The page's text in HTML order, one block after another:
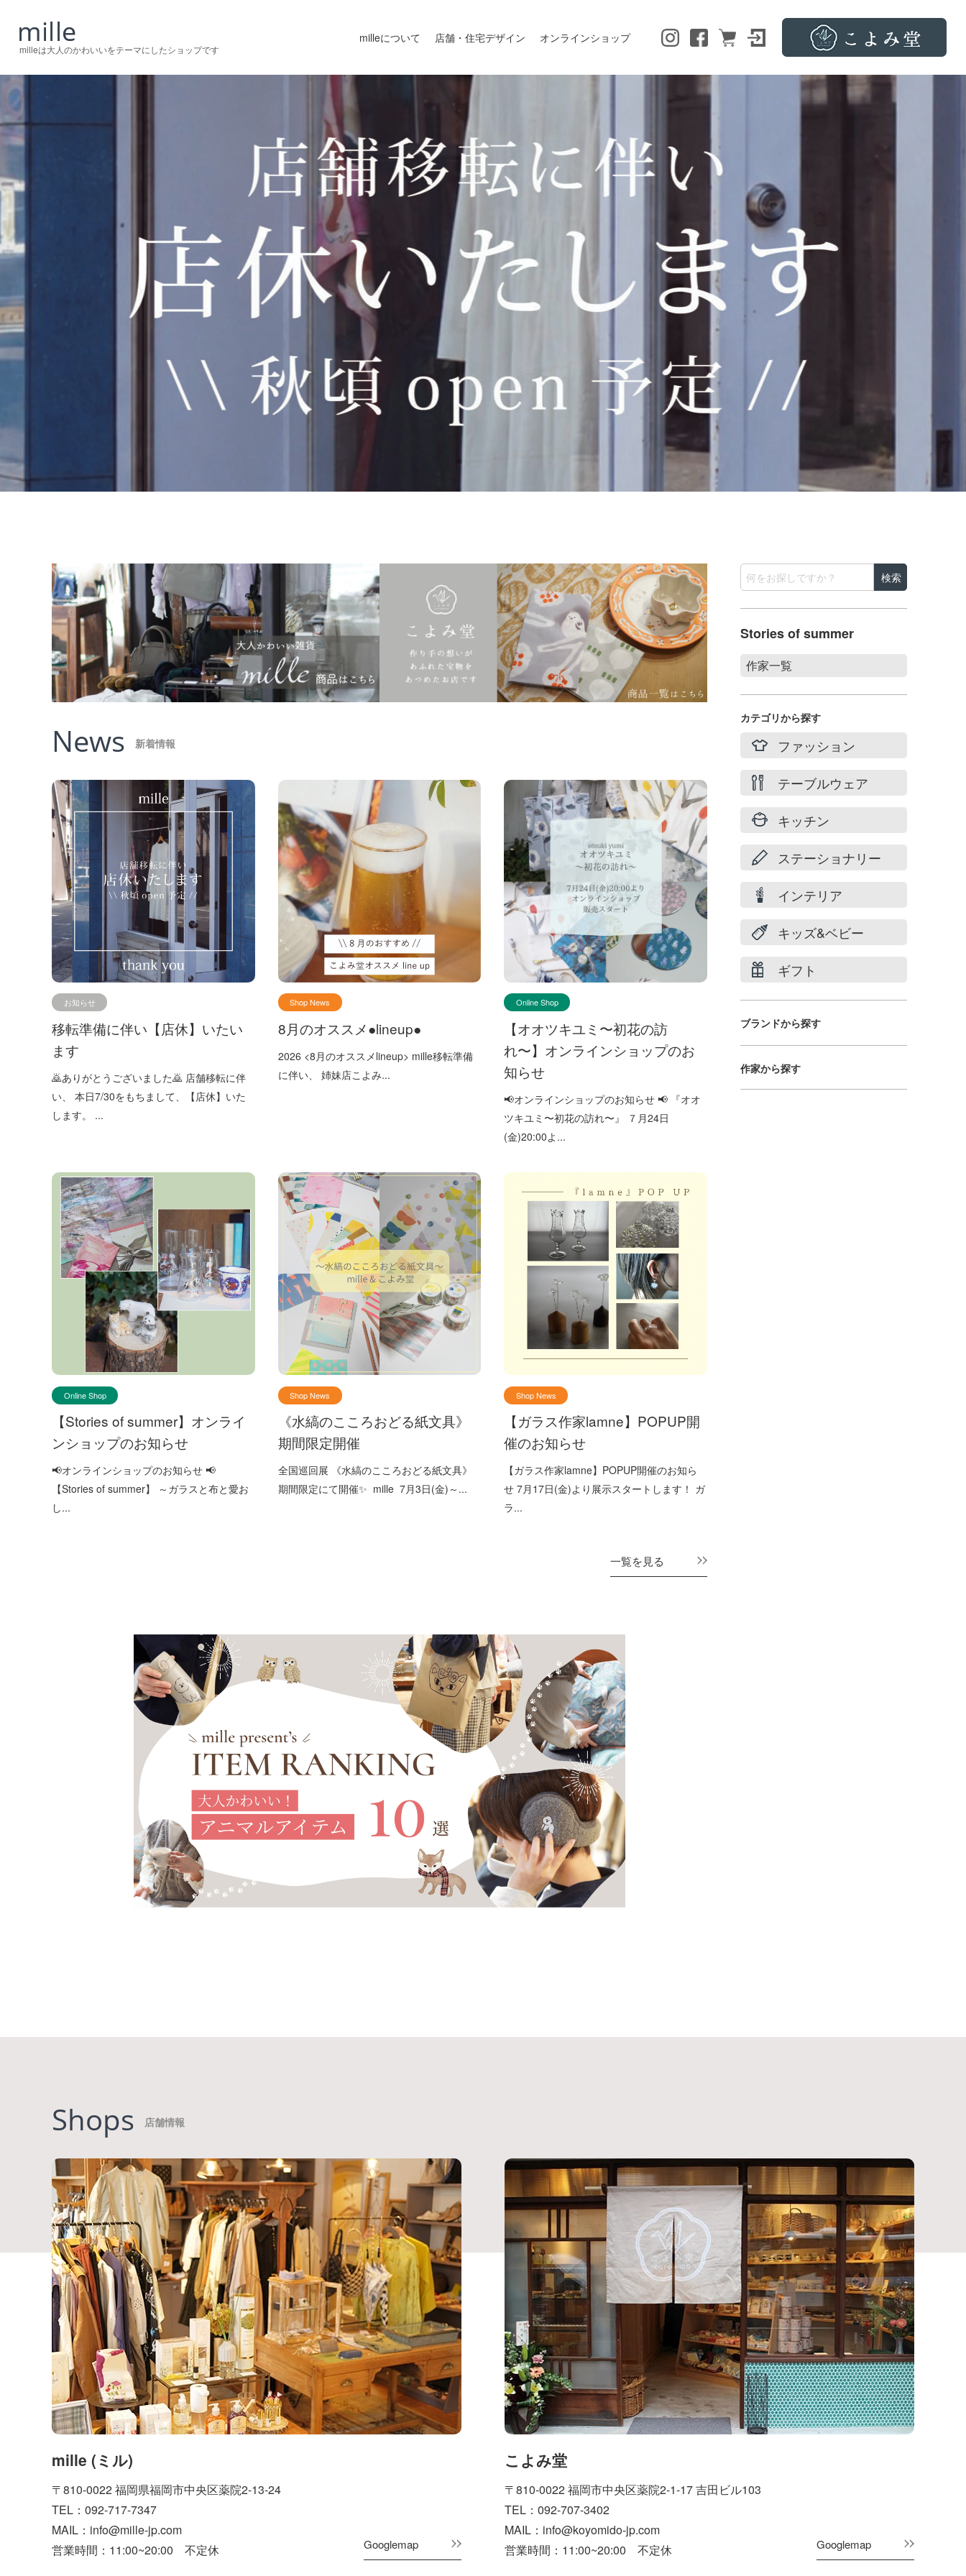
milleは大人のかわいいをテーマにしたショップです
milleについて 店舗・住宅デザイン オンラインショップ
News 新着情報
お知らせ
移転準備に伴い【店休】いたい
ます
🙇ありがとうございました🙇 店舗移転に伴
い、 本日7/30をもちまして、【店休】いた
します。 ...
Shop News
8月のオススメ●lineup●
2026 <8月のオススメlineup> mille移転準備
に伴い、 姉妹店こよみ...
Online Shop
【オオツキユミ〜初花の訪
れ〜】オンラインショップのお
知らせ
📢オンラインショップのお知らせ 📢 『オオ
ツキユミ〜初花の訪れ〜』 ７月24日
(金)20:00よ...
Online Shop
【Stories of summer】オンライ
ンショップのお知らせ
📢オンラインショップのお知らせ 📢
【Stories of summer】 ～ガラスと布と愛お
し...
Shop News
《水縞のこころおどる紙文具》
期間限定開催
全国巡回展 《水縞のこころおどる紙文具》
期間限定にて開催✨ mille 7月3日(金)～...
Shop News
【ガラス作家lamne】POPUP開
催のお知らせ
【ガラス作家lamne】POPUP開催のお知ら
せ 7月17日(金)より展示スタートします！ ガ
ラ...
一覧を見る
Stories of summer
作家一覧
Stories of summer
filicafilica
maison du suzume
村井 陽子
カテゴリから探す
ファッション
テーブルウェア
キッチン
ステーショナリー
インテリア
キッズ&ベビー
ギフト
ブランドから探す
作家から探す
Shops 店舗情報
mille (ミル)
〒810-0022 福岡県福岡市中央区薬院2-13-24
TEL：092-717-7347
MAIL：info@mille-jp.com
営業時間：11:00~20:00 不定休
Googlemap
こよみ堂
〒810-0022 福岡市中央区薬院2-1-17 吉田ビル103
TEL：092-707-3402
MAIL：info@koyomido-jp.com
営業時間：11:00~20:00 不定休
Googlemap